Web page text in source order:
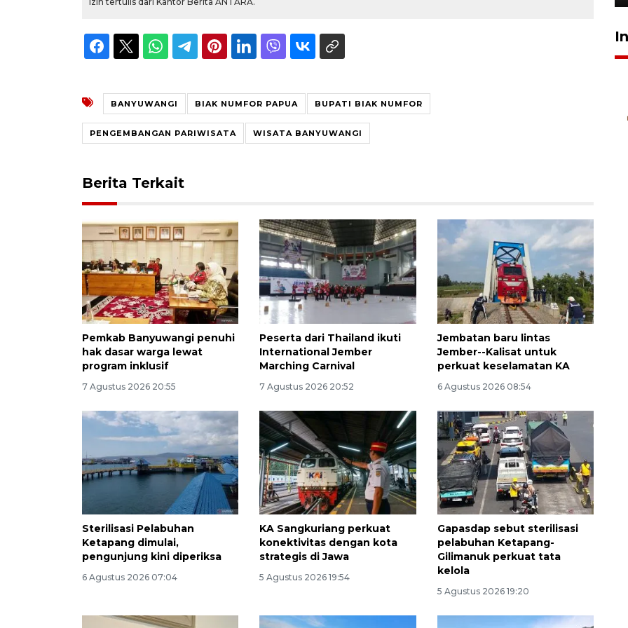
BANYUWANGI BIAK NUMFOR PAPUA BUPATI BIAK NUMFOR
PENGEMBANGAN PARIWISATA WISATA BANYUWANGI
Berita Terkait
Pemkab Banyuwangi penuhi
hak dasar warga lewat
program inklusif
7 Agustus 2026 20:55
Peserta dari Thailand ikuti
International Jember
Marching Carnival
7 Agustus 2026 20:52
Jembatan baru lintas
Jember--Kalisat untuk
perkuat keselamatan KA
6 Agustus 2026 08:54
Sterilisasi Pelabuhan
Ketapang dimulai,
pengunjung kini diperiksa
6 Agustus 2026 07:04
KA Sangkuriang perkuat
konektivitas dengan kota
strategis di Jawa
5 Agustus 2026 19:54
Gapasdap sebut sterilisasi
pelabuhan Ketapang-
Gilimanuk perkuat tata
kelola
5 Agustus 2026 19:20
SPHP jaga harga beras
2026-08-08 06:00:00